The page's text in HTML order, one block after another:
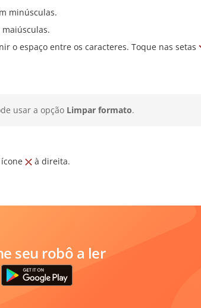
minúsculas.
o espaço entre os caracteres. Toque nas setas
usar a opção Limpar formato.
à direita.
seu robô a ler